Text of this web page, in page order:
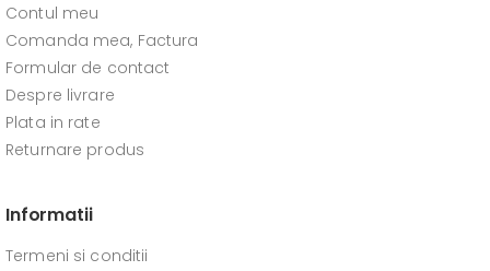
Contul meu
Comanda mea, Factura
Formular de contact
Despre livrare
Plata in rate
Returnare produs
Informatii
Termeni si conditii